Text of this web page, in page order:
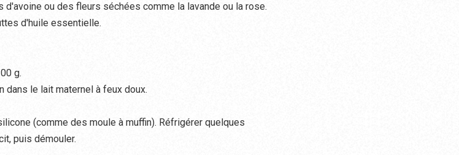
d'avoine ou des fleurs séchées comme la lavande ou la rose.
d'huile essentielle.
g.
dans le lait maternel à feux doux.
(comme des moule à muffin). Réfrigérer quelques
puis démouler.